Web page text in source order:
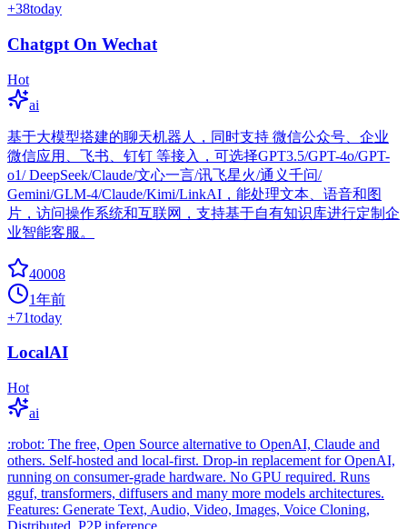
+38today
Chatgpt On Wechat
Hot
ai
基于大模型搭建的聊天机器人，同时支持 微信公众号、企业
微信应用、飞书、钉钉 等接入，可选择GPT3.5/GPT-4o/GPT-
o1/ DeepSeek/Claude/文心一言/讯飞星火/通义千问/
Gemini/GLM-4/Claude/Kimi/LinkAI，能处理文本、语音和图
片，访问操作系统和互联网，支持基于自有知识库进行定制企
业智能客服。
40008
1年前
+71today
LocalAI
Hot
ai
:robot: The free, Open Source alternative to OpenAI, Claude and
others. Self-hosted and local-first. Drop-in replacement for OpenAI,
running on consumer-grade hardware. No GPU required. Runs
gguf, transformers, diffusers and many more models architectures.
Features: Generate Text, Audio, Video, Images, Voice Cloning,